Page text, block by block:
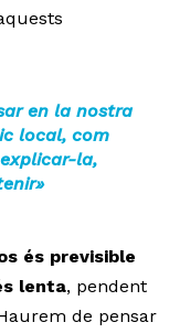
en la nostra
local, com
la,
és previsible
lenta, pendent
de pensar